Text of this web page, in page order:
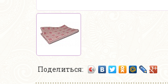
Поделиться: